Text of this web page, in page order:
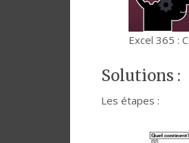
Excel 365 :
Solutions :
Les étapes :